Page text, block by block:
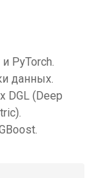
PyTorch.
данных.
DGL (Deep